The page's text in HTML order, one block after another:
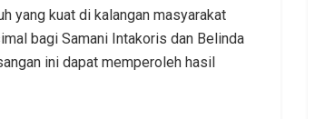
yang kuat di kalangan masyarakat
bagi Samani Intakoris dan Belinda
ini dapat memperoleh hasil